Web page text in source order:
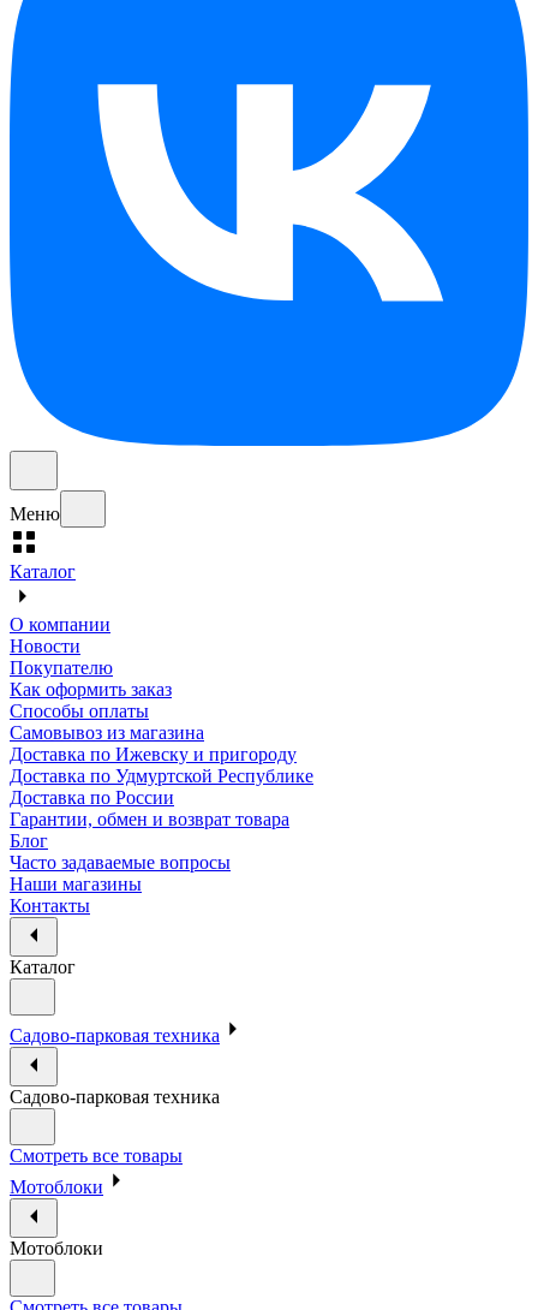
Меню
Каталог
О компании
Новости
Покупателю
Как оформить заказ
Способы оплаты
Самовывоз из магазина
Доставка по Ижевску и пригороду
Доставка по Удмуртской Республике
Доставка по России
Гарантии, обмен и возврат товара
Блог
Часто задаваемые вопросы
Наши магазины
Контакты
Каталог
Садово-парковая техника
Садово-парковая техника
Смотреть все товары
Мотоблоки
Мотоблоки